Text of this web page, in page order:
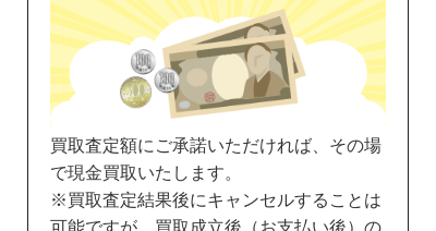
買取査定額にご承諾いただければ、その場
で現金買取いたします。
※買取査定結果後にキャンセルすることは